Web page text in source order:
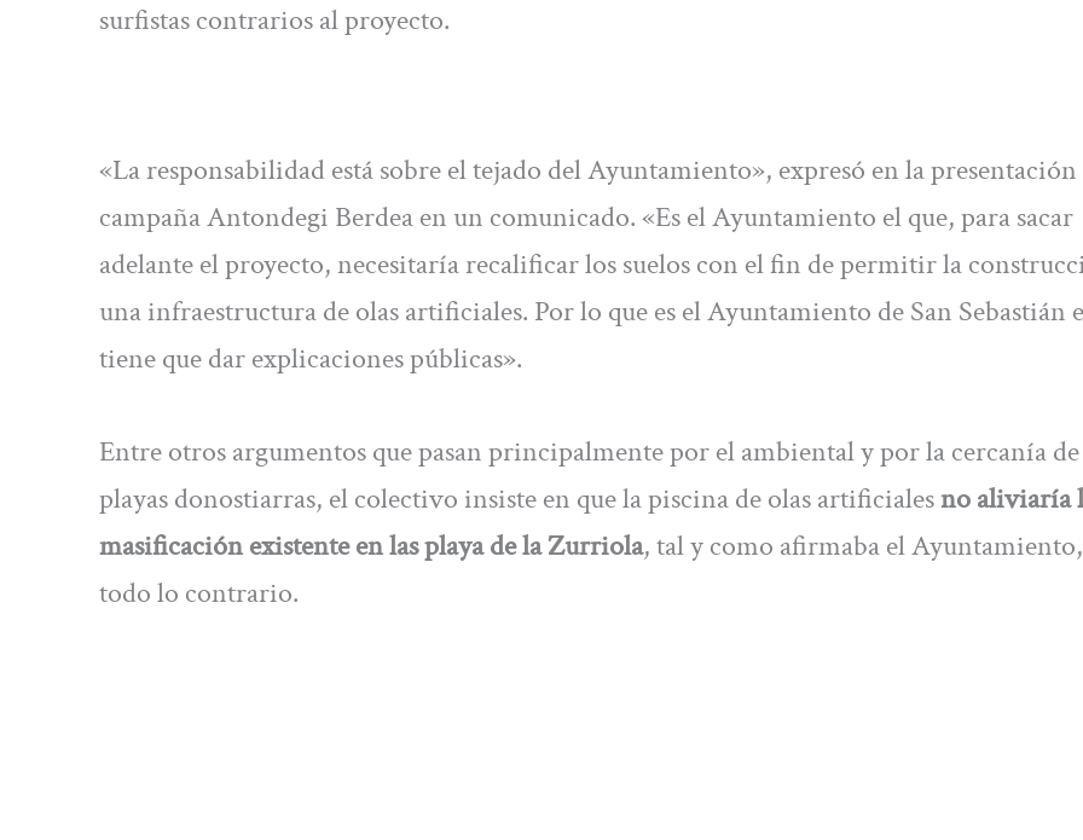
surfistas contrarios al proyecto.
«La responsabilidad está sobre el tejado del Ayuntamiento», expresó en la presentación
campaña Antondegi Berdea en un comunicado. «Es el Ayuntamiento el que, para sacar
adelante el proyecto, necesitaría recalificar los suelos con el fin de permitir la
una infraestructura de olas artificiales. Por lo que es el Ayuntamiento de San Sebastián
tiene que dar explicaciones públicas».
Entre otros argumentos que pasan principalmente por el ambiental y por la cercanía
playas donostiarras, el colectivo insiste en que la piscina de olas artificialesno aliviaría
masificación existente en las playa de la Zurriola, tal y como afirmaba el
todo lo contrario.